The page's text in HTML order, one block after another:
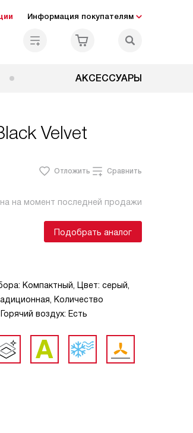
Информация покупателям
АКСЕССУАРЫ
Velvet
Отложить Сравнить
на момент последней продажи
Подобрать аналог
Компактный, Цвет: серый,
Количество
воздух: Есть